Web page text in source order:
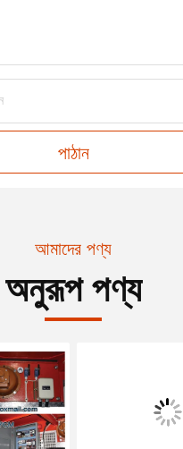
পাঠান
আমাদের পণ্য
অনুরূপ পণ্য